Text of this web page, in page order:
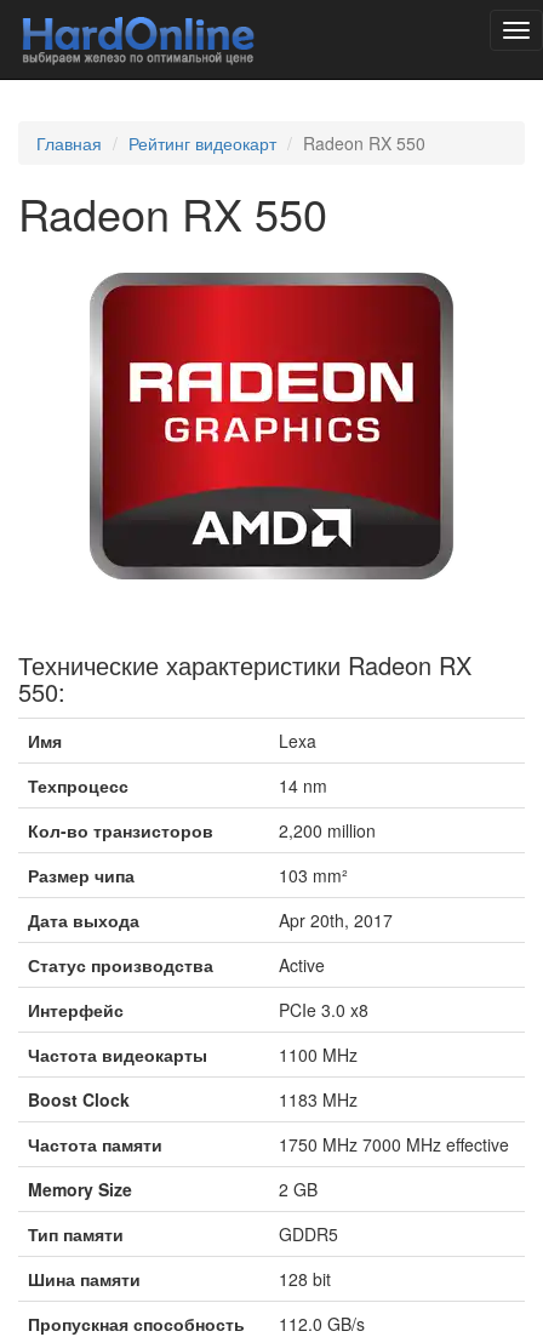
Главная Рейтинг видеокарт Radeon RX 550
Radeon RX 550
Технические характеристики Radeon RX
550:
Имя
Lexa
Техпроцесс
14 nm
Кол-во транзисторов
2,200 million
Размер чипа
103 mm²
Дата выхода
Apr 20th, 2017
Статус производства
Active
Интерфейс
PCIe 3.0 x8
Частота видеокарты
1100 MHz
Boost Clock
1183 MHz
Частота памяти
1750 MHz 7000 MHz effective
Memory Size
2 GB
Тип памяти
GDDR5
Шина памяти
128 bit
Пропускная способность
112.0 GB/s